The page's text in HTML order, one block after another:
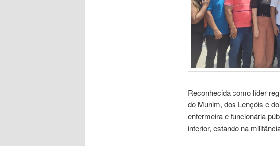
Reconhecida como líder
do Munim, dos Lençóis e
enfermeira e funcionária
interior, estando na